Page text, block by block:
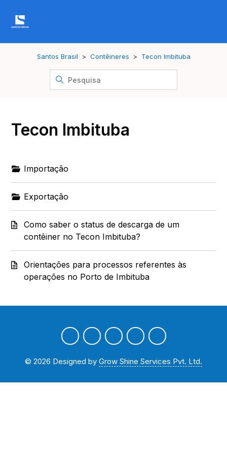
Santos Brasil Contêineres Tecon Imbituba
Tecon Imbituba
Importação
Exportação
Como saber o status de descarga de um
contêiner no Tecon Imbituba?
Orientações para processos referentes às
operações no Porto de Imbituba
© 2026 Designed by Grow Shine Services Pvt. Ltd.